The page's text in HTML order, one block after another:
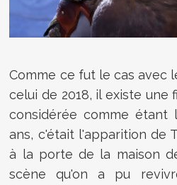
Comme ce fut le cas avec
celui de 2018, il existe une
considérée comme étant
ans, c'était l'apparition de
à la porte de la maison
scène qu'on a pu